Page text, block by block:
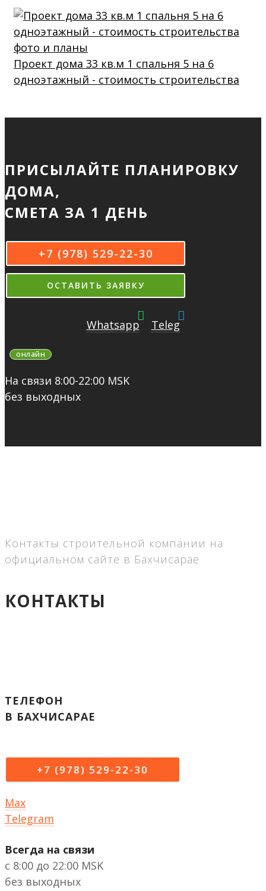
Проект дома 33 кв.м 1 спальня 5 на 6
одноэтажный - стоимость строительства
ПРИСЫЛАЙТЕ ПЛАНИРОВКУ
ДОМА,
СМЕТА ЗА 1 ДЕНЬ
+7 (978) 529-22-30
ОСТАВИТЬ ЗАЯВКУ
Whatsapp Teleg
онлайн
На связи 8:00-22:00 MSK
без выходных
Контакты строительной компании на
официальном сайте в Бахчисарае
КОНТАКТЫ
ТЕЛЕФОН
В БАХЧИСАРАЕ
+7 (978) 529-22-30
Max
Telegram
Всегда на связи
с 8:00 до 22:00 MSK
без выходных